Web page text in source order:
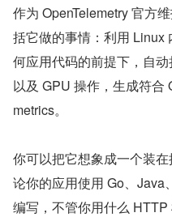
作为 OpenTelemetry 官方
括它做的事情：利用 Linux
何应用代码的前提下，自
以及 GPU 操作，生成符合
metrics。
你可以把它想象成一个装
论你的应用使用 Go、Java
编写，不管你用什么